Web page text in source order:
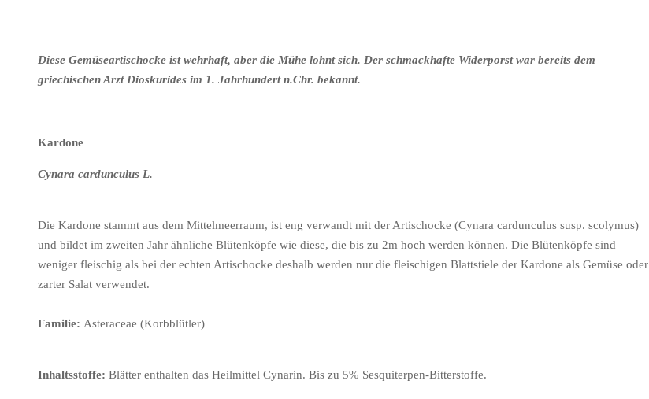
Diese Gemüseartischocke ist wehrhaft, aber die Mühe lohnt sich. Der schmackhafte Widerporst war bereits dem
griechischen Arzt Dioskurides im 1. Jahrhundert n.Chr. bekannt.
Kardone
Cynara cardunculus L.
Die Kardone stammt aus dem Mittelmeerraum, ist eng verwandt mit der Artischocke (Cynara cardunculus susp. scolymus)
und bildet im zweiten Jahr ähnliche Blütenköpfe wie diese, die bis zu 2m hoch werden können. Die Blütenköpfe sind
weniger fleischig als bei der echten Artischocke deshalb werden nur die fleischigen Blattstiele der Kardone als Gemüse oder
zarter Salat verwendet.
Familie: Asteraceae (Korbblütler)
Inhaltsstoffe: Blätter enthalten das Heilmittel Cynarin. Bis zu 5% Sesquiterpen-Bitterstoffe.